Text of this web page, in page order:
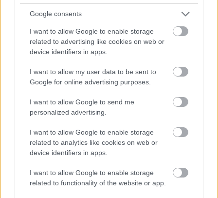
Google consents
I want to allow Google to enable storage
related to advertising like cookies on web or
device identifiers in apps.
I want to allow my user data to be sent to
Google for online advertising purposes.
I want to allow Google to send me
personalized advertising.
I want to allow Google to enable storage
related to analytics like cookies on web or
device identifiers in apps.
I want to allow Google to enable storage
related to functionality of the website or app.